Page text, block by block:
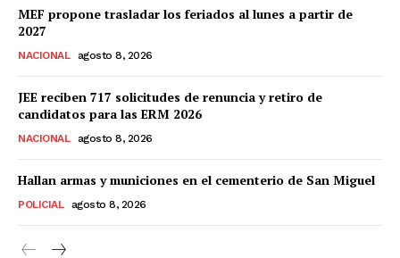
MEF propone trasladar los feriados al lunes a partir de
2027
NACIONAL agosto 8, 2026
JEE reciben 717 solicitudes de renuncia y retiro de
candidatos para las ERM 2026
NACIONAL agosto 8, 2026
Hallan armas y municiones en el cementerio de San Miguel
POLICIAL agosto 8, 2026